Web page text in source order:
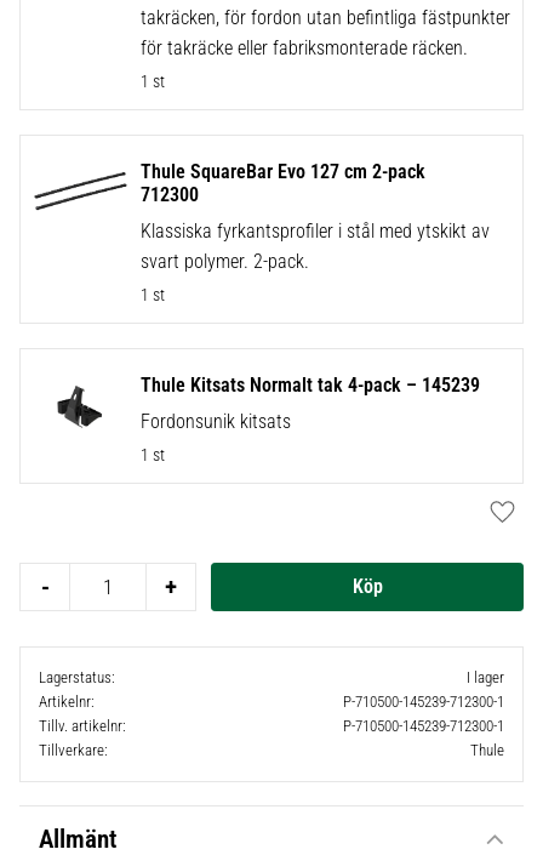
takräcken, för fordon utan befintliga fästpunkter
för takräcke eller fabriksmonterade räcken.
1 st
Thule SquareBar Evo 127 cm 2-pack
712300
Klassiska fyrkantsprofiler i stål med ytskikt av
svart polymer. 2-pack.
1 st
Thule Kitsats Normalt tak 4-pack – 145239
Fordonsunik kitsats
1 st
+
-
Lagerstatus
I lager
Artikelnr
P-710500-145239-712300-1
Tillv. artikelnr
P-710500-145239-712300-1
Tillverkare
Thule
Allmänt